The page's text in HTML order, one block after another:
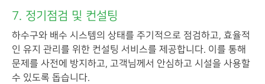
7. 정기점검 및 컨설팅
하수구와 배수 시스템의 상태를 주기적으로 점검하고, 효율적
인 유지 관리를 위한 컨설팅 서비스를 제공합니다. 이를 통해
문제를 사전에 방지하고, 고객님께서 안심하고 시설을 사용할
수 있도록 돕습니다.